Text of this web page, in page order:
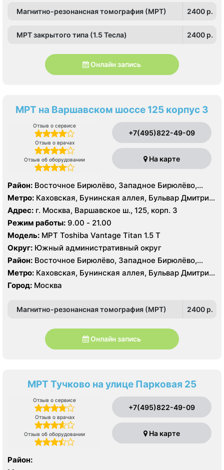
Магнитно-резонансная томография (МРТ) 2400 p.
МРТ закрытого типа (1.5 Тесла) 2400 p.
Онлайн запись
МРТ на Варшавском шоссе 125 корпус 3
Отзыв о сервисе
Отзыв о врачах
Отзыв об оборудовании
+7(495)822-49-09
На карте
Район: Восточное Бирюлёво, Западное Бирюлёво,
Москворечье-Сабурово, Северное Чертаново,
Центральное Чертаново, Южное Чертаново , Южное
Чертаново , Зюзино, Северное Бутово, Южное Бутово
Метро: Каховская, Бунинская аллея, Бульвар Дмитрия
Донского, Бульвар Адмирала Ушакова, Аннино ,
Пражская, Севастопольская, Улица Академика
Янгеля, Улица Горчакова, Улица Скобелевская, Улица
Старокачаловская, Чертановская, Южная
Адрес: г. Москва, Варшавское ш., 125, корп. 3
Режим работы: 9.00 - 21.00
Модель: МРТ Toshiba Vantage Titan 1.5 Т
Округ: Южный административный округ
Район: Восточное Бирюлёво, Западное Бирюлёво,
Москворечье-Сабурово, Северное Чертаново,
Центральное Чертаново, Южное Чертаново , Южное
Чертаново , Зюзино, Северное Бутово, Южное Бутово
Метро: Каховская, Бунинская аллея, Бульвар Дмитрия
Донского, Бульвар Адмирала Ушакова, Аннино ,
Пражская, Севастопольская, Улица Академика
Янгеля, Улица Горчакова, Улица Скобелевская, Улица
Старокачаловская, Чертановская, Южная
Город: Москва
Магнитно-резонансная томография (МРТ) 2400 p.
Онлайн запись
МРТ Тучково на улице Парковая 25
Отзыв о сервисе
Отзыв о врачах
Отзыв об оборудовании
+7(495)822-49-09
На карте
Район: